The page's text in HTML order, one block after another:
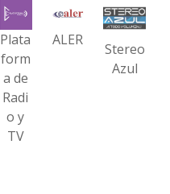
Plata
form
a de
Radi
o y
TV
ALER
Stereo
Azul